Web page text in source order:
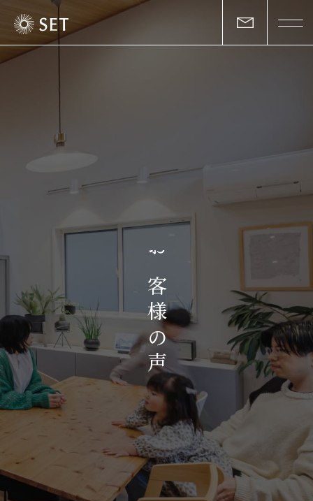
お
客
様
の
声
物件一覧
お客様の声
お知らせ・イベント
会社概要・アクセス
スタッフ紹介
プライバシーポリシー